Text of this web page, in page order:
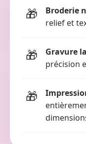
Broderie
relief et
Gravure
précision